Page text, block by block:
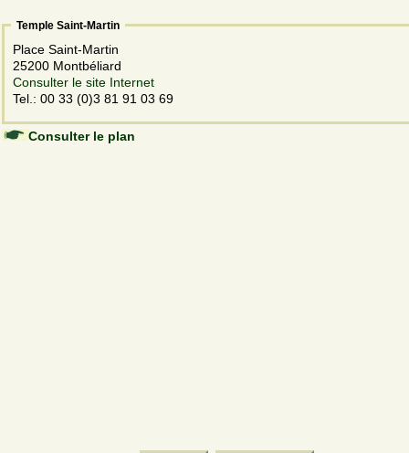
Temple Saint-Martin
Place Saint-Martin
25200 Montbéliard
Consulter le site Internet
Tel.: 00 33 (0)3 81 91 03 69
Consulter le plan